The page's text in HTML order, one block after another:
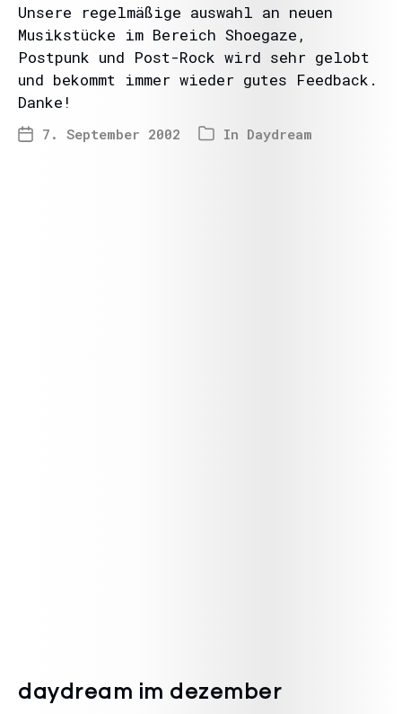
Unsere regelmäßige auswahl an neuen
Musikstücke im Bereich Shoegaze,
Postpunk und Post-Rock wird sehr gelobt
und bekommt immer wieder gutes Feedback.
Danke!
7. September 2002 In Daydream
daydream im dezember